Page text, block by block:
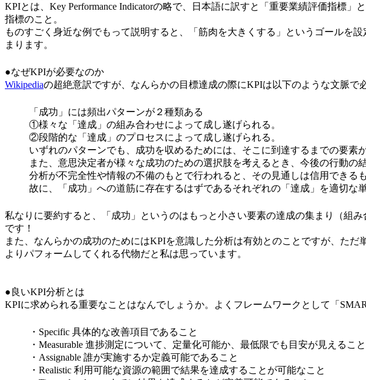
KPIとは、Key Performance Indicatorの略で、日本語に訳すと「重要業績評価指標
指標のこと。
ものすごく身近な例でもって説明すると、「筋肉を大きくする」というゴールを
まります。
●なぜKPIが必要なのか
Wikipediaの超絶意訳ですが、なんらかの目標達成の際にKPIは以下のような文脈で
「成功」には頻出パターンが２種類ある
①様々な「達成」の組み合わせによって成し遂げられる。
②段階的な「達成」のプロセスによって成し遂げられる。
いずれのパターンでも、成功を収めるためには、そこに到達するまでの要素
また、意思決定者が様々な成功のための選択肢を考えるとき、今後の行動の
分析が不完全性や情報の不備のもとで行われると、その見通しは信用できる
故に、「成功」への道筋に存在するはずであるそれぞれの「達成」を適切な
私なりに要約すると、「成功」というのはもっと小さい要素の達成の集まり（組
です！
また、なんらかの成功のためにはKPIを意識した分析は有効とのことですが、た
よりパフォームしてくれる代物だと私は思っています。
●良いKPI分析とは
KPIに求められる重要なことはなんでしょうか。よくフレームワークとして「
・Specific 具体的な改善項目であること
・Measurable 進捗測定について、定量化可能か、最低限でも目安が見えること
・Assignable 誰が実施するか定義可能であること
・Realistic 利用可能な資源の範囲で結果を達成することが可能なこと